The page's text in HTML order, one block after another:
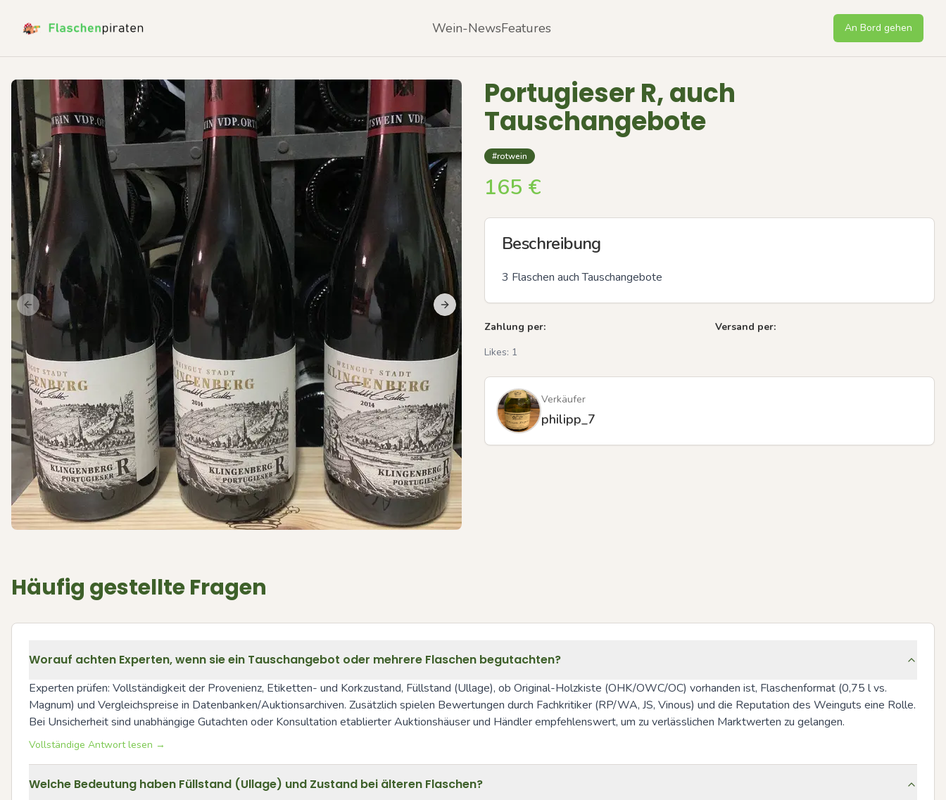
Wein-NewsFeatures An Bord gehen
Previous slide Next slide
Portugieser R, auch
Tauschangebote
#rotwein
165 €
Beschreibung
3 Flaschen auch Tauschangebote
Zahlung per:
Versand per:
Likes: 1
Verkäufer
philipp_7
Häufig gestellte Fragen
Worauf achten Experten, wenn sie ein Tauschangebot oder mehrere Flaschen begutachten?
Experten prüfen: Vollständigkeit der Provenienz, Etiketten- und Korkzustand, Füllstand (Ullage), ob Original-Holzkiste (OHK/OWC/OC) vorhanden ist, Flaschenformat (0,75 l vs.
Magnum) und Vergleichspreise in Datenbanken/Auktionsarchiven. Zusätzlich spielen Bewertungen durch Fachkritiker (RP/WA, JS, Vinous) und die Reputation des Weinguts eine Rolle.
Bei Unsicherheit sind unabhängige Gutachten oder Konsultation etablierter Auktionshäuser und Händler empfehlenswert, um zu verlässlichen Marktwerten zu gelangen.
Vollständige Antwort lesen →
Welche Bedeutung haben Füllstand (Ullage) und Zustand bei älteren Flaschen?